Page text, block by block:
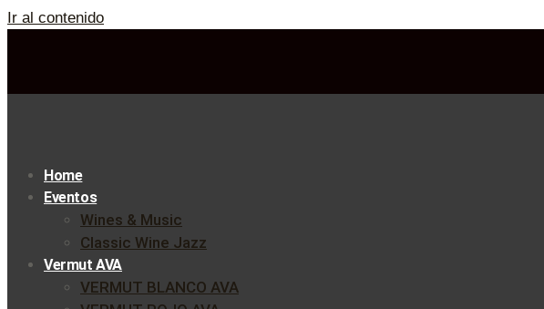
Ir al contenido
Home
Eventos
Wines & Music
Classic Wine Jazz
Vermut AVA
VERMUT BLANCO AVA